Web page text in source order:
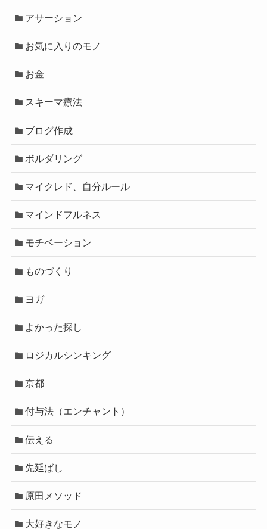
アサーション
お気に入りのモノ
お金
スキーマ療法
ブログ作成
ボルダリング
マイクレド、自分ルール
マインドフルネス
モチベーション
ものづくり
ヨガ
よかった探し
ロジカルシンキング
京都
付与法（エンチャント）
伝える
先延ばし
原田メソッド
大好きなモノ